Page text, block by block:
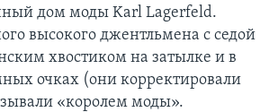
дом моды Karl Lagerfeld.
высокого джентльмена с седой
хвостиком на затылке и в
очках (они корректировали
«королем моды».